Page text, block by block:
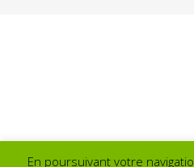
En poursuivant votre